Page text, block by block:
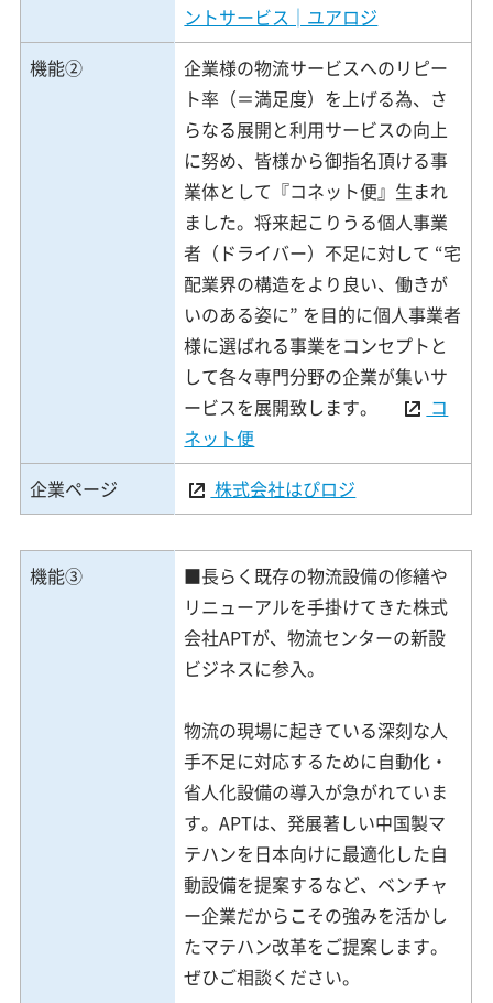
ントサービス│ユアロジ
機能②
企業様の物流サービスへのリピー
ト率（＝満足度）を上げる為、さ
らなる展開と利用サービスの向上
に努め、皆様から御指名頂ける事
業体として『コネット便』生まれ
ました。将来起こりうる個人事業
者（ドライバー）不足に対して “宅
配業界の構造をより良い、働きが
いのある姿に” を目的に個人事業者
様に選ばれる事業をコンセプトと
して各々専門分野の企業が集いサ
ービスを展開致します。
コ
ネット便
企業ページ
株式会社はぴロジ
機能③
■長らく既存の物流設備の修繕や
リニューアルを手掛けてきた株式
会社APTが、物流センターの新設
ビジネスに参入。
物流の現場に起きている深刻な人
手不足に対応するために自動化・
省人化設備の導入が急がれていま
す。APTは、発展著しい中国製マ
テハンを日本向けに最適化した自
動設備を提案するなど、ベンチャ
ー企業だからこその強みを活かし
たマテハン改革をご提案します。
ぜひご相談ください。